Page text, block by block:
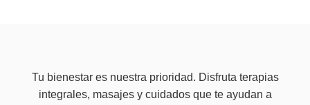
Tu bienestar es nuestra prioridad. Disfruta terapias
integrales, masajes y cuidados que te ayudan a